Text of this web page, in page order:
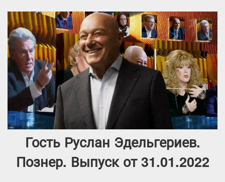
Гость Руслан Эдельгериев.
Познер. Выпуск от 31.01.2022